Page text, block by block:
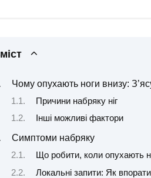
Чому опухають ноги внизу:
Причини набряку ніг
Інші можливі фактори
Симптоми набряку
Що робити, коли опухають
Локальні запити: Як